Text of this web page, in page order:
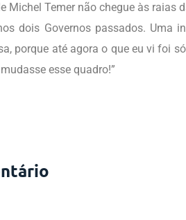
Michel Temer não chegue às
dois Governos passados. Uma
porque até agora o que eu vi foi
esse quadro!”